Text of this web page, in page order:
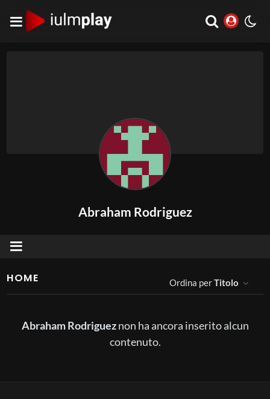
Abraham Rodriguez
HOME Ordina perTitolo
Abraham Rodrigueznon ha ancora inserito alcun
contenuto.